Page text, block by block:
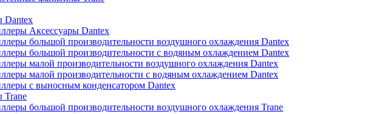
Dantex
Аксессуары Dantex
большой производительности воздушного охлаждения Dantex
большой производительности с водяным охлаждением Dantex
малой производительности воздушного охлаждения Dantex
малой производительности с водяным охлаждением Dantex
с выносным конденсатором Dantex
Trane
большой производительности воздушного охлаждения Trane